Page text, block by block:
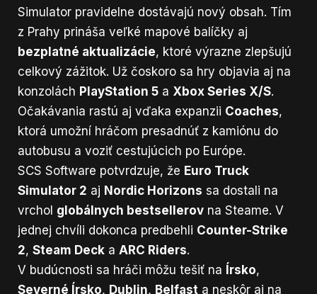
Simulator pravidelne dostávajú nový obsah. Tím
z Prahy prináša veľké mapové balíčky aj
bezplatné aktualizácie, ktoré výrazne zlepšujú
celkový zážitok. Už čoskoro sa hry objavia aj na
konzolách PlayStation 5 a Xbox Series X/S.
Očakávania rastú aj vďaka expanzii Coaches,
ktorá umožní hráčom presadnúť z kamiónu do
autobusu a voziť cestujúcich po Európe.
SCS Software potvrdzuje, že Euro Truck
Simulator 2 aj Nordic Horizons sa dostali na
vrchol globálnych bestsellerov na Steame. V
jednej chvíli dokonca predbehli Counter-Strike
2, Steam Deck a ARC Riders.
V budúcnosti sa hráči môžu tešiť na Írsko,
Severné Írsko, Dublin, Belfast a neskôr aj na